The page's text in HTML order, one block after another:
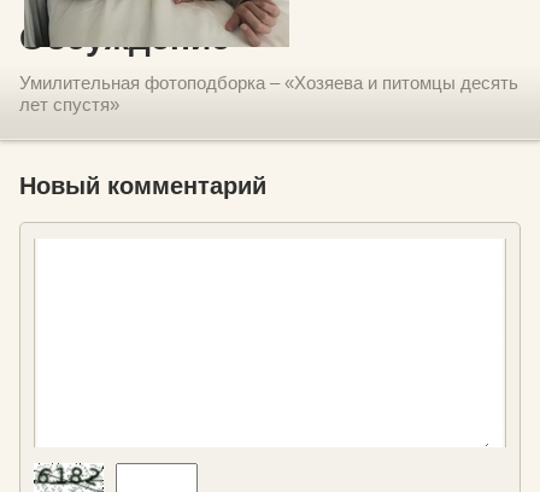
Обсуждение
Умилительная фотоподборка – «Хозяева и питомцы десять
лет спустя»
Новый комментарий